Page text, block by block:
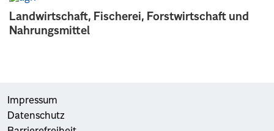
Landwirtschaft, Fischerei, Forstwirtschaft und
Nahrungsmittel
Impressum
Datenschutz